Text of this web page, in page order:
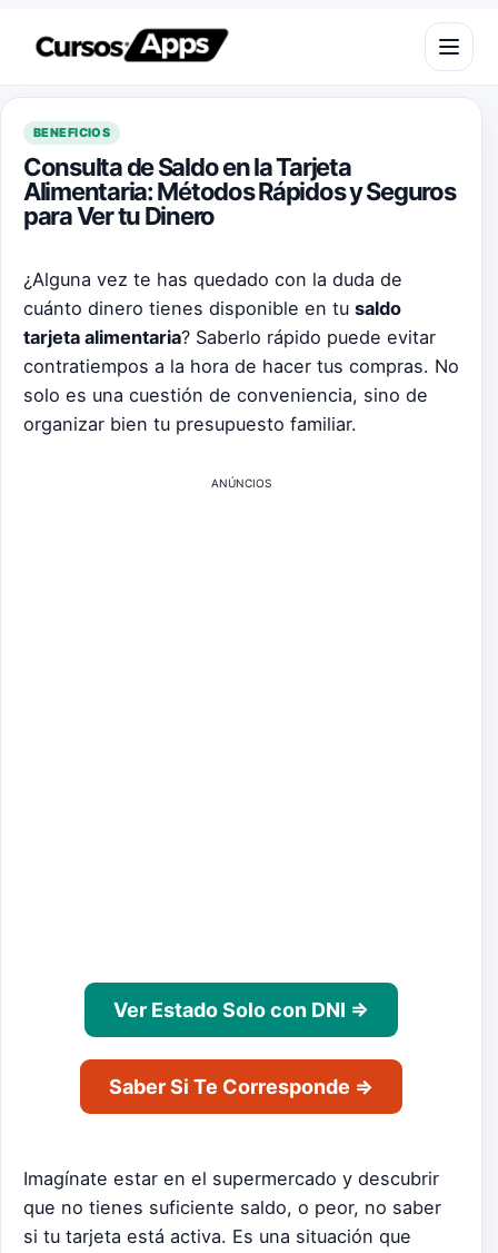
Saltar al contenido
Abrir
BENEFICIOS
Consulta de Saldo en la Tarjeta
Alimentaria: Métodos Rápidos y Seguros
para Ver tu Dinero
¿Alguna vez te has quedado con la duda de
cuánto dinero tienes disponible en tu saldo
tarjeta alimentaria? Saberlo rápido puede evitar
contratiempos a la hora de hacer tus compras. No
solo es una cuestión de conveniencia, sino de
organizar bien tu presupuesto familiar.
ANÚNCIOS
Ver Estado Solo con DNI ⇒
Saber Si Te Corresponde ⇒
Imagínate estar en el supermercado y descubrir
que no tienes suficiente saldo, o peor, no saber
si tu tarjeta está activa. Es una situación que